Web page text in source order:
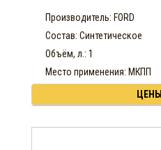
Производитель: FORD
Состав: Синтетическое
Объём, л.: 1
Место применения: МКПП
ЦЕНЫ